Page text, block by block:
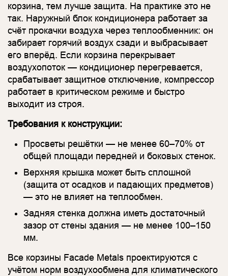
корзина, тем лучше защита. На практике это не
так. Наружный блок кондиционера работает за
счёт прокачки воздуха через теплообменник: он
забирает горячий воздух сзади и выбрасывает
его вперёд. Если корзина перекрывает
воздухопоток — кондиционер перегревается,
срабатывает защитное отключение, компрессор
работает в критическом режиме и быстро
выходит из строя.
Требования к конструкции:
Просветы решётки — не менее 60–70% от
общей площади передней и боковых стенок.
Верхняя крышка может быть сплошной
(защита от осадков и падающих предметов)
— это не влияет на теплообмен.
Задняя стенка должна иметь достаточный
зазор от стены здания — не менее 100–150
мм.
Все корзины Facade Metals проектируются с
учётом норм воздухообмена для климатического